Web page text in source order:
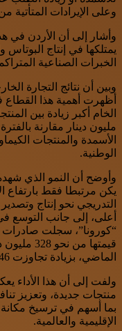
وعلى الإيرادات المتأتية
وأشار إلى أن الأردن في
يمتلكها في إنتاج
الخبرات الصناعية
وبين أن نتائج التجارة
أظهرت أهمية هذا
مليون دينار مقارنة
الأسمدة والمنتجات
الوطنية.
وأوضح أن النمو الذي
يكن مرتبطا فقط بارتفاع
التدريجي نحو إنتاج
أعلى، إلى جانب التوسع
“كورونا”، سجلت صادرات
الماضي، بزيادة تجاوزت 246 بالمئة.
ولفت إلى أن هذا الأداء
منتجات جديدة، وتعزيز
بما أسهم في ترسيخ مكانة
الإقليمية والعالمية.